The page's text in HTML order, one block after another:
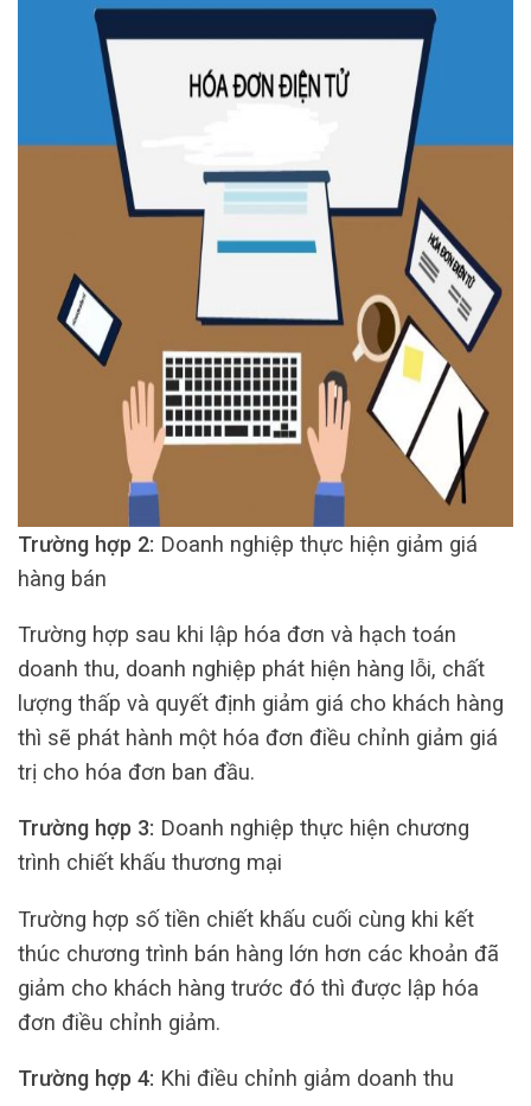
Trường hợp 2: Doanh nghiệp thực hiện giảm giá
hàng bán
Trường hợp sau khi lập hóa đơn và hạch toán
doanh thu, doanh nghiệp phát hiện hàng lỗi, chất
lượng thấp và quyết định giảm giá cho khách hàng
thì sẽ phát hành một hóa đơn điều chỉnh giảm giá
trị cho hóa đơn ban đầu.
Trường hợp 3: Doanh nghiệp thực hiện chương
trình chiết khấu thương mại
Trường hợp số tiền chiết khấu cuối cùng khi kết
thúc chương trình bán hàng lớn hơn các khoản đã
giảm cho khách hàng trước đó thì được lập hóa
đơn điều chỉnh giảm.
Trường hợp 4: Khi điều chỉnh giảm doanh thu